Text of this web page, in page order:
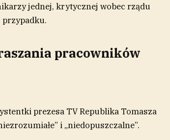
jednej, krytycznej wobec rządu
przypadku.
pracowników
prezesa TV Republika Tomasza
i „niedopuszczalne”.